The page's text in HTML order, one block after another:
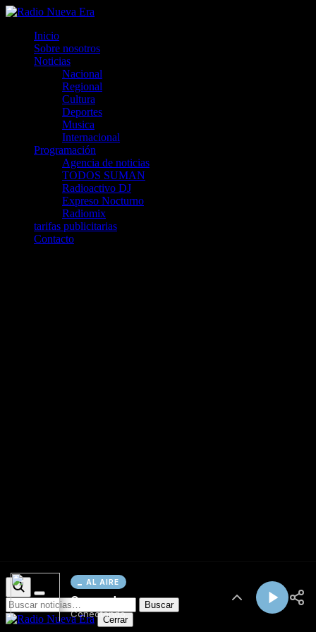
AL AIRE
Cargando...
Conectando...